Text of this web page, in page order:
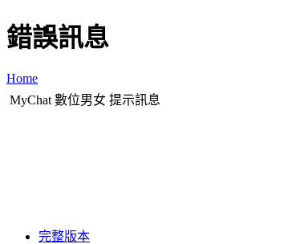
錯誤訊息
Home
MyChat 數位男女 提示訊息
完整版本